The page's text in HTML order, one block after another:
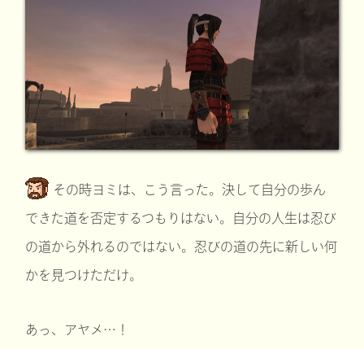
その時ヨミは、こう言った。決して自分の歩ん
できた道を否定するつもりはない。自分の人生は忍び
の道から外れるのではない。忍びの道の先に新しい何
かを見つけただけ。
あっ、アヤメ…！